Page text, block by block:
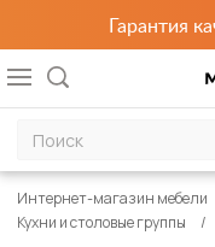
Гарантия
Интернет-магазин мебели
Кухни и столовые группы